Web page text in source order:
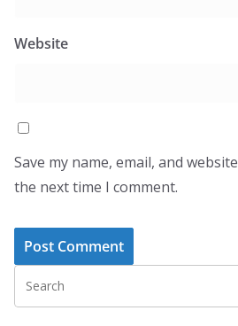
Website
Save my name, email, and
the next time I comment.